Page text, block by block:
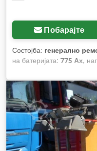
Побарајте
Состојба: генерално
на батеријата: 775 Ах,
, вкупна
424 мм,